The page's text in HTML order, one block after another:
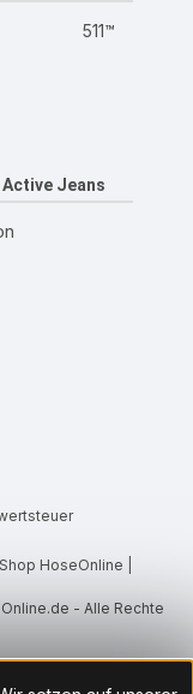
511™
Active Jeans
HoseOnline |
- Alle Rechte